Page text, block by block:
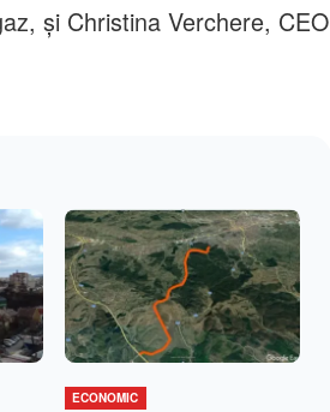
şi Christina Verchere, CEO
ECONOMIC